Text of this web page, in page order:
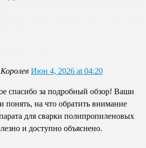
Июн 4, 2026 at 04:20
спасибо за подробный обзор! Ваши
понять, на что обратить внимание
для сварки полипропиленовых
и доступно объяснено.